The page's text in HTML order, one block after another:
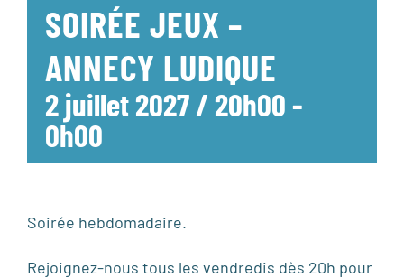
SOIRÉE JEUX –
ANNECY LUDIQUE
2 juillet 2027 / 20h00-
0h00
Soirée hebdomadaire.
Rejoignez-nous tous les vendredis dès 20h pour